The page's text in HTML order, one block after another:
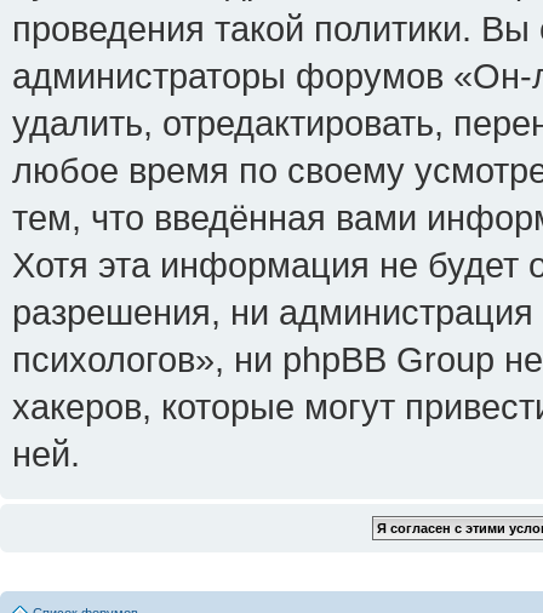
проведения такой политики.
администраторы форумов
удалить, отредактировать,
любое время по своему
тем, что введённая вами
Хотя эта информация не будет
разрешения, ни
психологов», ни phpBB Group
хакеров, которые могут
ней.